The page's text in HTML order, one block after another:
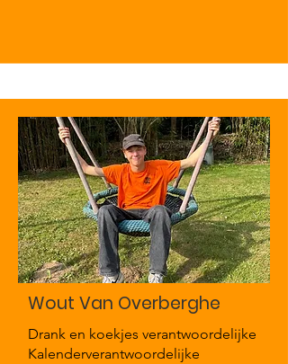
Wout Van Overberghe
Drank en koekjes verantwoordelijke
Kalenderverantwoordelijke